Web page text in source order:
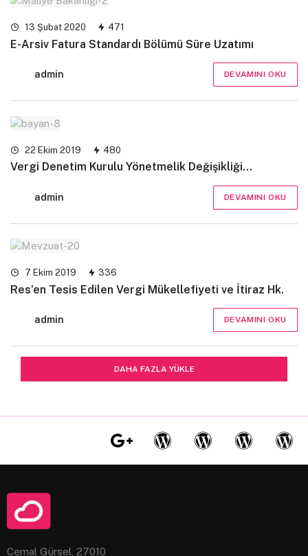
13 Şubat 2020 471
E-Arsiv Fatura Standardı Bölümü Süre Uzatımı
admin DEVAMINI OKU
22 Ekim 2019 480
Vergi Denetim Kurulu Yönetmelik Değişikliği…
admin DEVAMINI OKU
7 Ekim 2019 336
Res’en Tesis Edilen Vergi Mükellefiyeti ve İtiraz Hk.
admin DEVAMINI OKU
DAHA FAZLA YÜKLE
Cemal Gürsel, 27010